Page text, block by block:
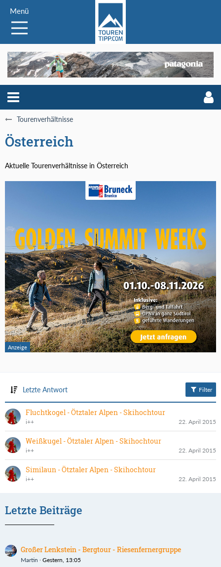
Menü
Tourenverhältnisse
Österreich
Aktuelle Tourenverhältnisse in Österreich
Letzte Antwort Filter
Fluchtkogel - Ötztaler Alpen - Skihochtour
i++ 22. April 2015
Weißkugel - Ötztaler Alpen - Skihochtour
i++ 22. April 2015
Similaun - Ötztaler Alpen - Skihochtour
i++ 22. April 2015
Letzte Beiträge
Großer Lenkstein - Bergtour - Riesenfernergruppe
Martin Gestern, 13:05